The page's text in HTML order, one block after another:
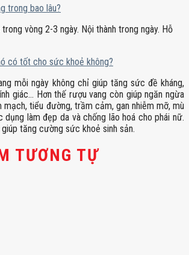
trong bao lâu?
vòng 2-3 ngày. Nội thành trong ngày. Hỗ
có tốt cho sức khoẻ không?
mỗi ngày không chỉ giúp tăng sức đề kháng,
giác… Hơn thế rượu vang còn giúp ngăn ngừa
tiểu đường, trầm cảm, gan nhiễm mỡ, mù
dụng làm đẹp da và chống lão hoá cho phái nữ.
tăng cường sức khoẻ sinh sản.
TƯƠNG TỰ